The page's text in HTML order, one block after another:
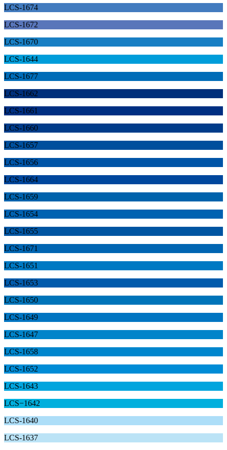
LCS-1674
LCS-1672
LCS-1670
LCS-1644
LCS-1677
LCS-1662
LCS-1661
LCS-1660
LCS-1657
LCS-1656
LCS-1664
LCS-1659
LCS-1654
LCS-1655
LCS-1671
LCS-1651
LCS-1653
LCS-1650
LCS-1649
LCS-1647
LCS-1658
LCS-1652
LCS-1643
LCS−1642
LCS-1640
LCS-1637